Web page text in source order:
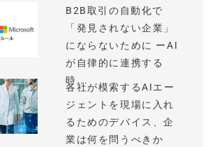
B2B取引の自動化で
「発見されない企業」
にならないために ーAI
が自律的に連携する
時...
各社が模索するAIエー
ジェントを現場に入れ
るためのデバイス、企
業は何を問うべきか